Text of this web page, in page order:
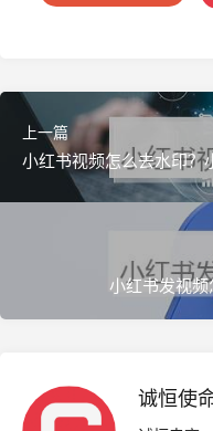
上一篇
小红书视频怎么去水印？
小红书发视
诚恒使